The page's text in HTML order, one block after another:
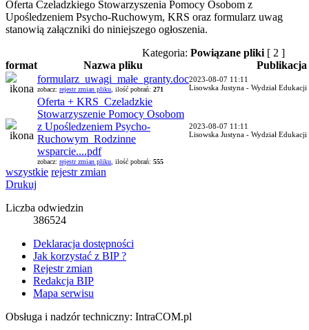
Oferta Czeladzkiego Stowarzyszenia Pomocy Osobom z
Upośledzeniem Psycho-Ruchowym, KRS oraz formularz uwag
stanowią załączniki do niniejszego ogłoszenia.
Kategoria: Powiązane pliki[ 2 ]
format
Nazwa pliku
Publikacja
formularz_uwagi_małe_granty.doc
zobacz: rejestr zmian pliku , ilość pobrań: 271
2023-08-07 11:11
Lisowska Justyna - Wydział
Oferta + KRS_Czeladzkie
Stowarzyszenie Pomocy Osobom
z Upośledzeniem Psycho-
Ruchowym_Rodzinne
wsparcie....pdf
zobacz: rejestr zmian pliku , ilość pobrań: 555
2023-08-07 11:11
Lisowska Justyna - Wydział
wszystkie rejestr zmian
Drukuj
Liczba odwiedzin
386524
Deklaracja dostępności
Jak korzystać z BIP ?
Rejestr zmian
Redakcja BIP
Mapa serwisu
Obsługa i nadzór techniczny: IntraCOM.pl